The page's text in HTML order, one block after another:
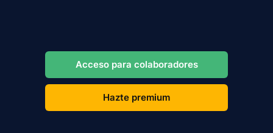
Acceso para colaboradores
Hazte premium